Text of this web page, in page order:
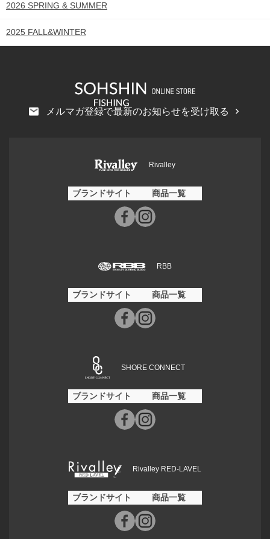
2026 SPRING & SUMMER
2025 FALL&WINTER
メルマガ登録で最新のお知らせを受け取る
Rivalley
ブランドサイト 商品一覧
RBB
ブランドサイト 商品一覧
SHORE CONNECT
ブランドサイト 商品一覧
Rivalley RED-LAVEL
ブランドサイト 商品一覧